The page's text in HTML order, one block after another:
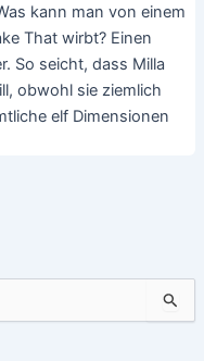
kann man von einem
That wirbt? Einen
So seicht, dass Milla
obwohl sie ziemlich
elf Dimensionen